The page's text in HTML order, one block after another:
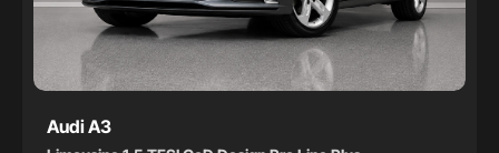
Carrosserie
Prijs (€)
Audi A3